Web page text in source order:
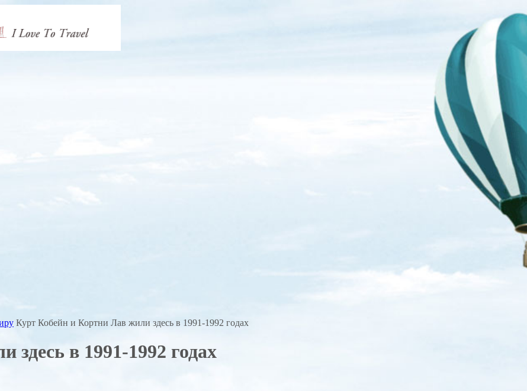
Курт Кобейн и Кортни Лав жили здесь в 1991-1992 годах
в 1991-1992 годах